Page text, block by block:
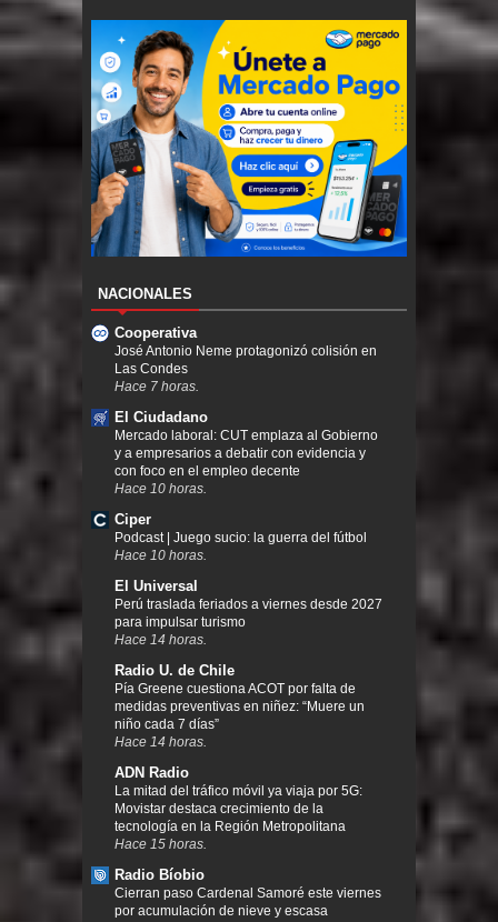
NACIONALES
Cooperativa
José Antonio Neme protagonizó colisión en
Las Condes
Hace 7 horas.
El Ciudadano
Mercado laboral: CUT emplaza al Gobierno
y a empresarios a debatir con evidencia y
con foco en el empleo decente
Hace 10 horas.
Ciper
Podcast | Juego sucio: la guerra del fútbol
Hace 10 horas.
El Universal
Perú traslada feriados a viernes desde 2027
para impulsar turismo
Hace 14 horas.
Radio U. de Chile
Pía Greene cuestiona ACOT por falta de
medidas preventivas en niñez: “Muere un
niño cada 7 días”
Hace 14 horas.
ADN Radio
La mitad del tráfico móvil ya viaja por 5G:
Movistar destaca crecimiento de la
tecnología en la Región Metropolitana
Hace 15 horas.
Radio Bíobio
Cierran paso Cardenal Samoré este viernes
por acumulación de nieve y escasa